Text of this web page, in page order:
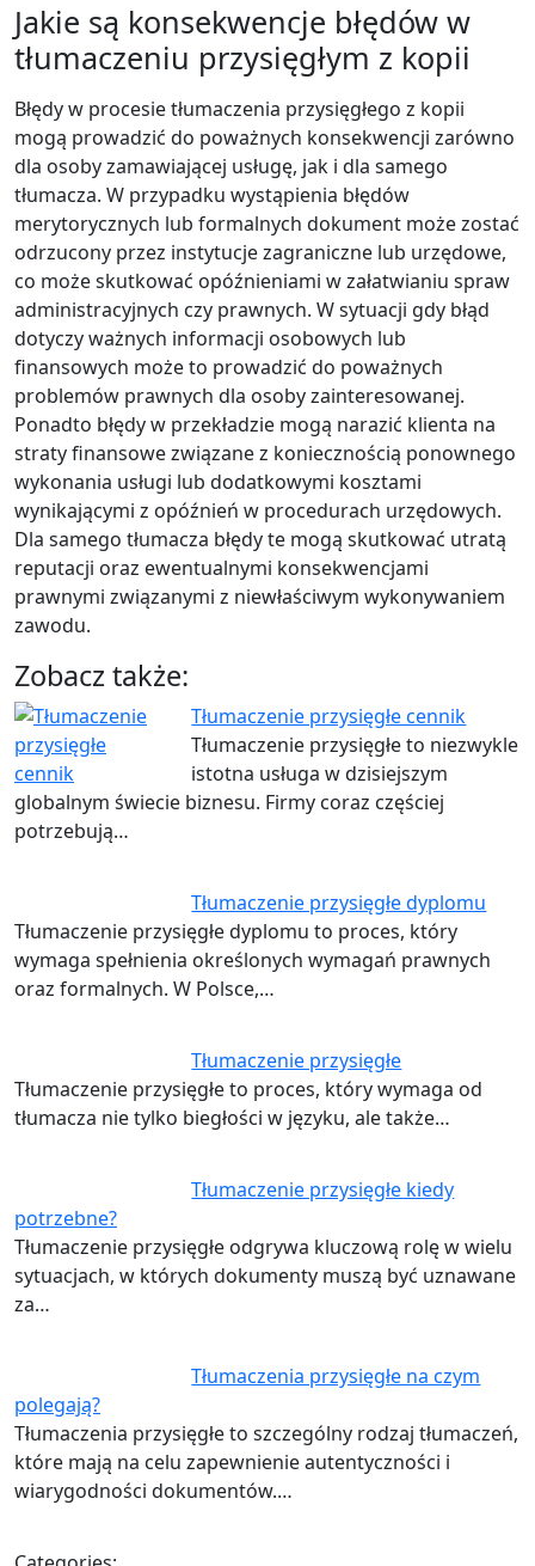
Jakie są konsekwencje błędów w
tłumaczeniu przysięgłym z kopii
Błędy w procesie tłumaczenia przysięgłego z kopii
mogą prowadzić do poważnych konsekwencji zarówno
dla osoby zamawiającej usługę, jak i dla samego
tłumacza. W przypadku wystąpienia błędów
merytorycznych lub formalnych dokument może zostać
odrzucony przez instytucje zagraniczne lub urzędowe,
co może skutkować opóźnieniami w załatwianiu spraw
administracyjnych czy prawnych. W sytuacji gdy błąd
dotyczy ważnych informacji osobowych lub
finansowych może to prowadzić do poważnych
problemów prawnych dla osoby zainteresowanej.
Ponadto błędy w przekładzie mogą narazić klienta na
straty finansowe związane z koniecznością ponownego
wykonania usługi lub dodatkowymi kosztami
wynikającymi z opóźnień w procedurach urzędowych.
Dla samego tłumacza błędy te mogą skutkować utratą
reputacji oraz ewentualnymi konsekwencjami
prawnymi związanymi z niewłaściwym wykonywaniem
zawodu.
Zobacz także:
Tłumaczenie przysięgłe cennik
Tłumaczenie przysięgłe to niezwykle
istotna usługa w dzisiejszym
globalnym świecie biznesu. Firmy coraz częściej
potrzebują…
Tłumaczenie przysięgłe dyplomu
Tłumaczenie przysięgłe dyplomu to proces, który
wymaga spełnienia określonych wymagań prawnych
oraz formalnych. W Polsce,…
Tłumaczenie przysięgłe
Tłumaczenie przysięgłe to proces, który wymaga od
tłumacza nie tylko biegłości w języku, ale także…
Tłumaczenie przysięgłe kiedy
potrzebne?
Tłumaczenie przysięgłe odgrywa kluczową rolę w wielu
sytuacjach, w których dokumenty muszą być uznawane
za…
Tłumaczenia przysięgłe na czym
polegają?
Tłumaczenia przysięgłe to szczególny rodzaj tłumaczeń,
które mają na celu zapewnienie autentyczności i
wiarygodności dokumentów.…